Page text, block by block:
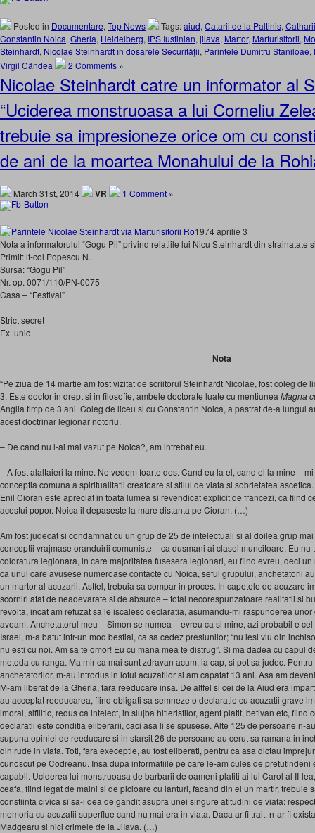
Posted in Documentare, Top News Tags:aiud, Catarii de la Paltinis,
Constantin Noica, Gherla, Heidelberg, IPS Iustinian, jilava, Martor, Marturisitorii,
Steinhardt, Nicolae Steinhardt în dosarele Securităţii, Parintele Dumitru Staniloae,
Virgil Cândea
2 Comments »
Nicolae Steinhardt catre un informator al
“Uciderea monstruoasa a lui Corneliu
trebuie sa impresioneze orice om cu
de ani de la moartea Monahului de la
March 31st, 2014 VR 1 Comment »
1974 aprilie 3
Nota a informatorului “Gogu Pil” privind relatiile lui Nicu Steinhardt din strainatate
Primit: lt-col Popescu N.
Sursa: “Gogu Pil”
Nr. op. 0071/110/PN-0075
Casa – “Festival”
Strict secret
Ex. unic
Nota
“Pe ziua de 14 martie am fost vizitat de scriitorul Steinhardt Nicolae, fost coleg de
3. Este doctor in drept si in filosofie, ambele doctorate luate cu mentiunea Magna
Anglia timp de 3 ani. Coleg de liceu si cu Constantin Noica, a pastrat de-a lungul
acest doctrinar legionar notoriu.
– De cand nu l-ai mai vazut pe Noica?, am intrebat eu.
– A fost alaltaieri la mine. Ne vedem foarte des. Cand eu la el, cand el la mine –
conceptia comuna a spiritualitatii creatoare si stilul de viata si sobrietatea
Enil Cioran este apreciat in toata lumea si revendicat explicit de francezi, ca fiind
acestui popor. Noica il depaseste la mare distanta pe Cioran. (…)
Am fost judecat si condamnat cu un grup de 25 de intelectuali si al doilea grup
conceptii vrajmase oranduirii comuniste – ca dusmani ai clasei muncitoare. Eu nu
coloratura legionara, in care majoritatea fusesera legionari, eu fiind evreu, deci
ca unul care avusese numeroase contacte cu Noica, seful grupului, anchetatorii
un martor al acuzarii. Astfel, trebuia sa compar in proces. In capetele de acuzare
scorniri atat de neadevarate si de absurde – total necorespunzatoare realitatii si
revolta, incat am refuzat sa le iscalesc declaratia, asumandu-mi raspunderea
aveam. Anchetatorul meu – Simon se numea – evreu ca si mine, azi probabil e
Israel, m-a batut intr-un mod bestial, ca sa cedez presiunilor; “nu iesi viu din
nu esti cu noi. Am sa te omor! Eu cu mana mea te distrug”. Si ma dadea cu capul
metoda cu ranga. Ma mir ca mai sunt zdravan acum, la cap, si pot sa judec.
anchetatorilor, m-au introdus in lotul acuzatilor si am capatat 13 ani. Asa am
M-am liberat de la Gherla, fara reeducare insa. De altfel si cei de la Aiud era
au acceptat reeducarea, fiind obligati sa semneze o declaratie cu acuzatii grave
imoral, sifilitic, redus ca intelect, in slujba hitleristilor, agent platit, betivan etc, fiind
declaratii este conditia eliberarii, caci asa li se spusese. Alte 125 de persoane n-
supuna opiniei de reeducare si in sfarsit 26 de persoane au cerut sa ramana in
din rude in viata. Toti, fara execeptie, au fost eliberati, pentru ca asa dictau
cunoscut pe Codreanu. Insa dupa informatiile pe care le-am cules de pretutindeni
capabil. Uciderea lui monstruoasa de barbarii de oameni platiti ai lui Carol al II-
ceafa, fiind legat de maini si de picioare cu lanturi, facand din el un martir, trebuie
constiinta civica si sa-i dea de gandit asupra unei singure atitudini de viata:
memoria cu acuzatii superflue cand nu mai era in viata. Daca ar fi trait, n-ar fi
Madgearu si nici crimele de la JiIava. (…)